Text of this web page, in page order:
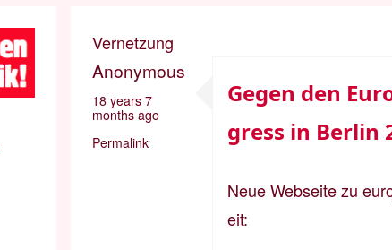
Vernetzung
Anonymous
18 years 7
months ago
Permalink
Gegen den
gress in Berlin
Neue Webseite zu
eit: